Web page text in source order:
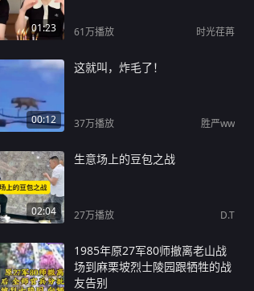
01:23 61万播放 时光荏苒
00:12
这就叫，炸毛了！
37万播放 胜严ww
02:04
生意场上的豆包之战
27万播放 D.T
1985年原27军80师撤离老山战
场到麻栗坡烈士陵园跟牺牲的战
友告别